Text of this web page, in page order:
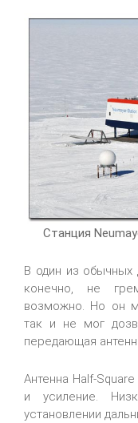
Станция
В один из обычных
конечно, не
возможно. Но он
так и не мог
передающая
Антенна Half-
и усиление.
установлении